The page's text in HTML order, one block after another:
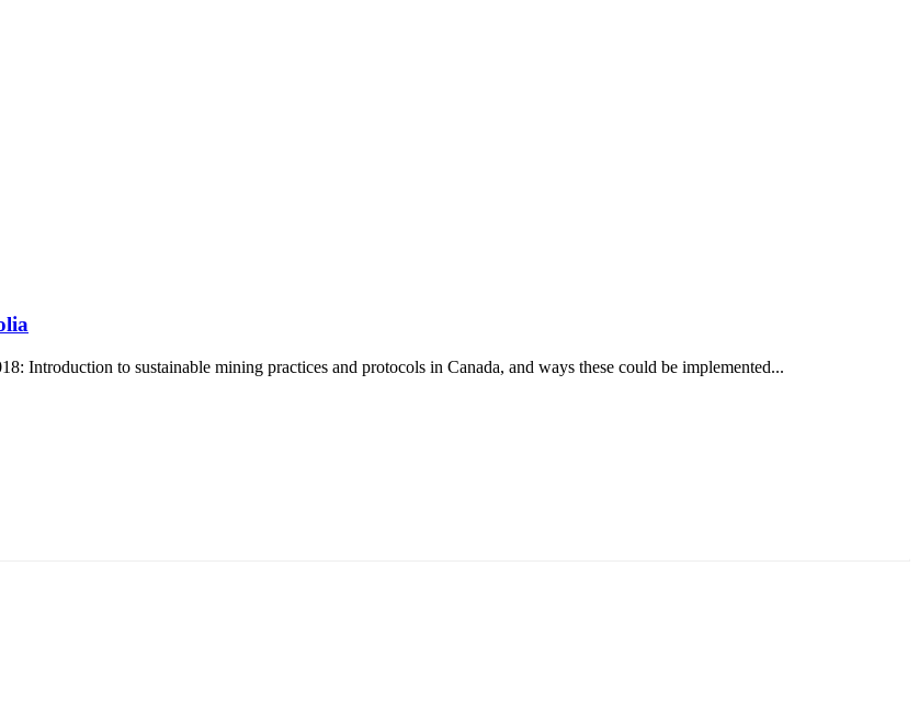
Introduction to sustainable mining practices and protocols in Canada, and ways these could be implemented...